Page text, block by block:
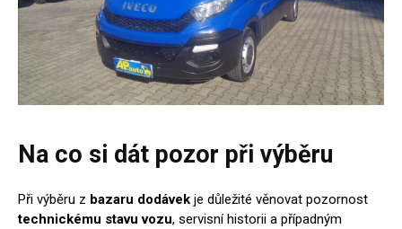
Na co si dát pozor při výběru
Při výběru z bazaru dodávek je důležité věnovat pozornost
technickému stavu vozu, servisní historii a případným